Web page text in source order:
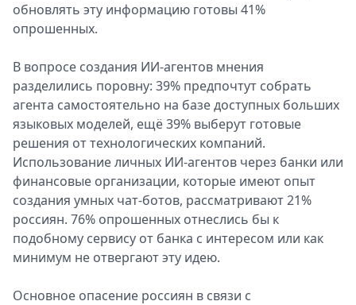
обновлять эту информацию готовы 41%
опрошенных.
В вопросе создания ИИ-агентов мнения
разделились поровну: 39% предпочтут собрать
агента самостоятельно на базе доступных больших
языковых моделей, ещё 39% выберут готовые
решения от технологических компаний.
Использование личных ИИ-агентов через банки или
финансовые организации, которые имеют опыт
создания умных чат-ботов, рассматривают 21%
россиян. 76% опрошенных отнеслись бы к
подобному сервису от банка с интересом или как
минимум не отвергают эту идею.
Основное опасение россиян в связи с